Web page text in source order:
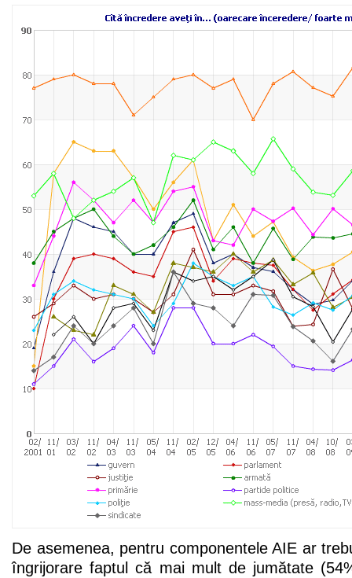
De asemenea, pentru componentele AIE ar
îngrijorare faptul că mai mult de jumătate